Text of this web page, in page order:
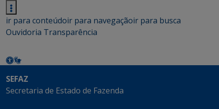
ir para conteúdoir para navegaçãoir para busca
Ouvidoria Transparência
SEFAZ
Secretaria de Estado de Fazenda